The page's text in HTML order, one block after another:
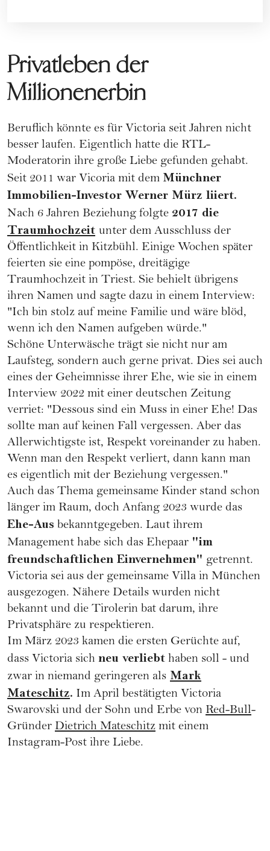
Privatleben der
Millionenerbin
Beruflich könnte es für Victoria seit Jahren nicht
besser laufen. Eigentlich hatte die RTL-
Moderatorin ihre große Liebe gefunden gehabt.
Seit 2011 war Vicoria mit dem Münchner
Immobilien-Investor Werner Mürz liiert.
Nach 6 Jahren Beziehung folgte 2017 die
Traumhochzeit unter dem Ausschluss der
Öffentlichkeit in Kitzbühl. Einige Wochen später
feierten sie eine pompöse, dreitägige
Traumhochzeit in Triest. Sie behielt übrigens
ihren Namen und sagte dazu in einem Interview:
"Ich bin stolz auf meine Familie und wäre blöd,
wenn ich den Namen aufgeben würde."
Schöne Unterwäsche trägt sie nicht nur am
Laufsteg, sondern auch gerne privat. Dies sei auch
eines der Geheimnisse ihrer Ehe, wie sie in einem
Interview 2022 mit einer deutschen Zeitung
verriet: "Dessous sind ein Muss in einer Ehe! Das
sollte man auf keinen Fall vergessen. Aber das
Allerwichtigste ist, Respekt voreinander zu haben.
Wenn man den Respekt verliert, dann kann man
es eigentlich mit der Beziehung vergessen."
Auch das Thema gemeinsame Kinder stand schon
länger im Raum, doch Anfang 2023 wurde das
Ehe-Aus bekanntgegeben. Laut ihrem
Management habe sich das Ehepaar "im
freundschaftlichen Einvernehmen" getrennt.
Victoria sei aus der gemeinsame Villa in München
ausgezogen. Nähere Details wurden nicht
bekannt und die Tirolerin bat darum, ihre
Privatsphäre zu respektieren.
Im März 2023 kamen die ersten Gerüchte auf,
dass Victoria sich neu verliebt haben soll - und
zwar in niemand geringeren als Mark
Mateschitz. Im April bestätigten Victoria
Swarovski und der Sohn und Erbe von Red-Bull-
Gründer Dietrich Mateschitz mit einem
Instagram-Post ihre Liebe.